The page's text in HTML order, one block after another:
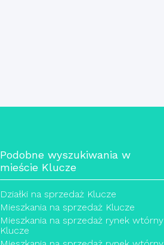
Podobne wyszukiwania w
mieście Klucze
Działki na sprzedaż Klucze
Mieszkania na sprzedaż Klucze
Mieszkania na sprzedaż rynek wtórny
Klucze